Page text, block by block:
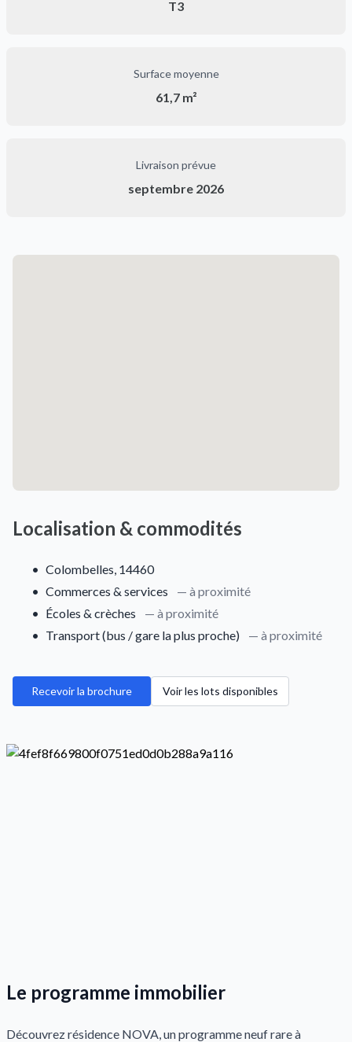
T3
Surface moyenne
61,7 m²
Livraison prévue
septembre 2026
Localisation & commodités
• Colombelles, 14460
• Commerces & services
— à proximité
• Écoles & crèches
— à proximité
• Transport (bus / gare la plus proche) — à proximité
Recevoir la brochure Voir les lots disponibles
Le programme immobilier
Découvrez résidence NOVA, un programme neuf rare à